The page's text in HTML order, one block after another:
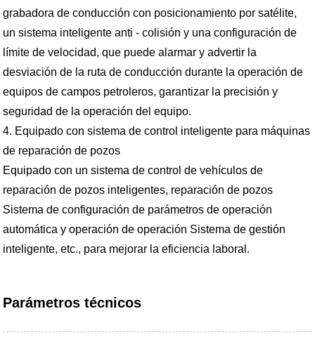
grabadora de conducción con posicionamiento por satélite,
un sistema inteligente anti - colisión y una configuración de
límite de velocidad, que puede alarmar y advertir la
desviación de la ruta de conducción durante la operación de
equipos de campos petroleros, garantizar la precisión y
seguridad de la operación del equipo.
4. Equipado con sistema de control inteligente para máquinas
de reparación de pozos
Equipado con un sistema de control de vehículos de
reparación de pozos inteligentes, reparación de pozos
Sistema de configuración de parámetros de operación
automática y operación de operación Sistema de gestión
inteligente, etc., para mejorar la eficiencia laboral.
Parámetros técnicos